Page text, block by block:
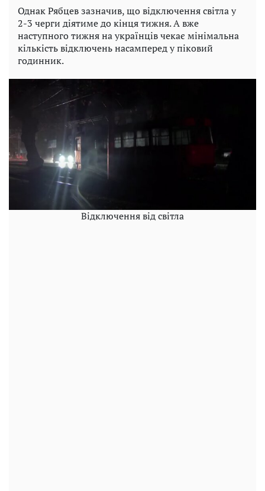
Однак Рябцев зазначив, що відключення світла у
2-3 черги діятиме до кінця тижня. А вже
наступного тижня на українців чекає мінімальна
кількість відключень насамперед у піковий
годинник.
Відключення від світла